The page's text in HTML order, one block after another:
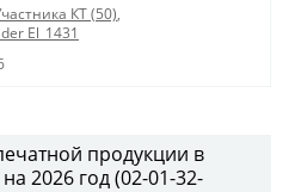
КТ (50),
El_1431
продукции в
2026 год (02-01-32-